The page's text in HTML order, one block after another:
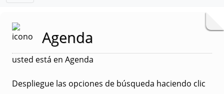
Agenda
usted está en Agenda
Despliegue las opciones de búsqueda haciendo clic